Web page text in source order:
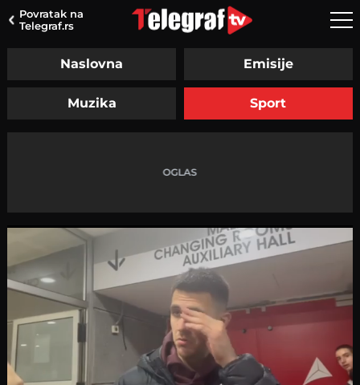
Povratak na
Telegraf.rs
Naslovna Emisije
Muzika Sport